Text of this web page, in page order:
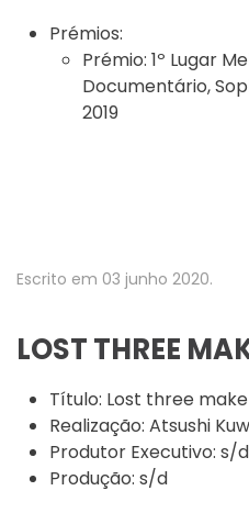
Prémios:
Prémio: 1º Lugar
Documentário,
2019
Escrito em 03 junho 2020.
LOST THREE
Título: Lost three
Realização: Atsushi
Produtor Executivo: s/d
Produção: s/d